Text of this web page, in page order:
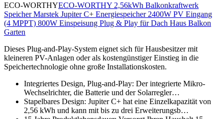
ECO-WORTHYECO-WORTHY 2,56kWh Balkonkraftwerk
Speicher Marstek Jupiter C+ Energiespeicher 2400W PV Eingang
(4 MPPT) 800W Einspeisung Plug & Play für Dach Haus Balkon
Garten
Dieses Plug-and-Play-System eignet sich für Hausbesitzer mit
kleineren PV-Anlagen oder als kostengünstiger Einstieg in die
Speichertechnologie ohne große Installationskosten.
Integriertes Design, Plug-and-Play: Der integrierte Mikro-
Wechselrichter, die Batterie und der Solarregler…
Stapelbares Design: Jupiter C+ hat eine Einzelkapazität von
2,56 kWh und kann mit bis zu drei Erweiterungsb…